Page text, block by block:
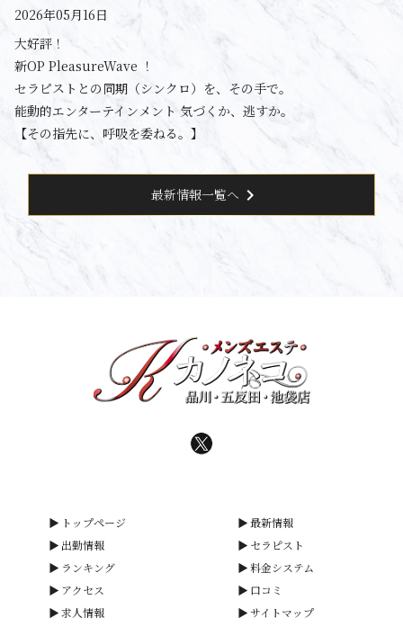
2026年05月16日
大好評！
新OP PleasureWave ！
セラピストとの同期（シンクロ）を、その手で。
能動的エンターテインメント 気づくか、逃すか。
【その指先に、呼吸を委ねる。】
最新情報一覧へ chevron_right
トップページ
最新情報
出勤情報
セラピスト
ランキング
料金システム
アクセス
口コミ
求人情報
サイトマップ